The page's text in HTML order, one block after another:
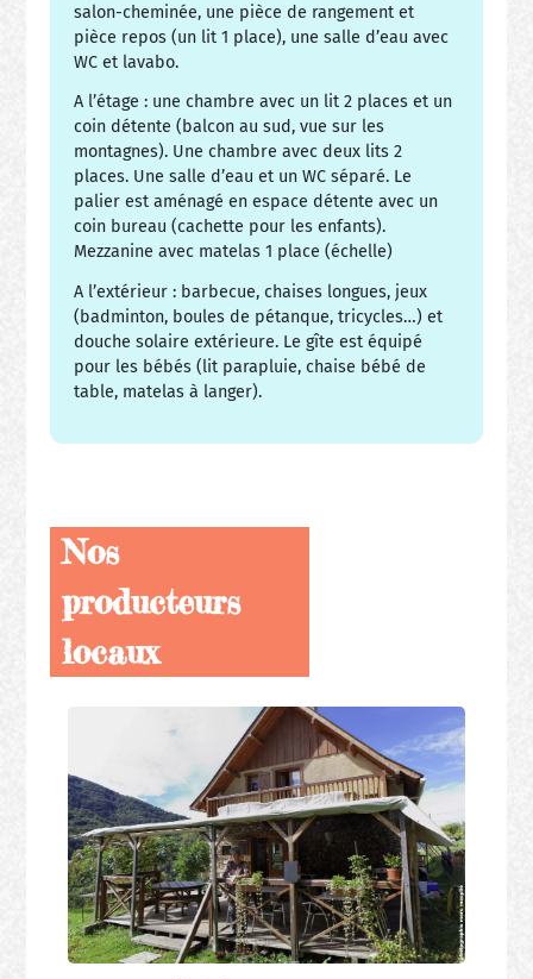
salon-cheminée, une pièce de rangement et
pièce repos (un lit 1 place), une salle d’eau avec
WC et lavabo.
A l’étage : une chambre avec un lit 2 places et un
coin détente (balcon au sud, vue sur les
montagnes). Une chambre avec deux lits 2
places. Une salle d’eau et un WC séparé. Le
palier est aménagé en espace détente avec un
coin bureau (cachette pour les enfants).
Mezzanine avec matelas 1 place (échelle)
A l’extérieur : barbecue, chaises longues, jeux
(badminton, boules de pétanque, tricycles…) et
douche solaire extérieure. Le gîte est équipé
pour les bébés (lit parapluie, chaise bébé de
table, matelas à langer).
Nos
producteurs
locaux
producteurs
locaux